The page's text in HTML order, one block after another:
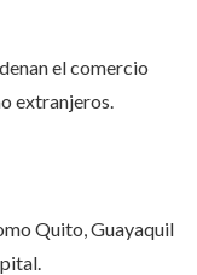
el comercio
extranjeros.
Quito, Guayaquil